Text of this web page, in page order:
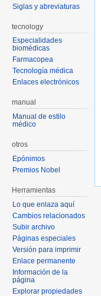
Siglas y abreviaturas
tecnology
Especialidades
biomédicas
Farmacopea
Tecnología médica
Enlaces electrónicos
manual
Manual de estilo
médico
otros
Epónimos
Premios Nobel
Herramientas
Lo que enlaza aquí
Cambios relacionados
Subir archivo
Páginas especiales
Versión para imprimir
Enlace permanente
Información de la
página
Explorar propiedades